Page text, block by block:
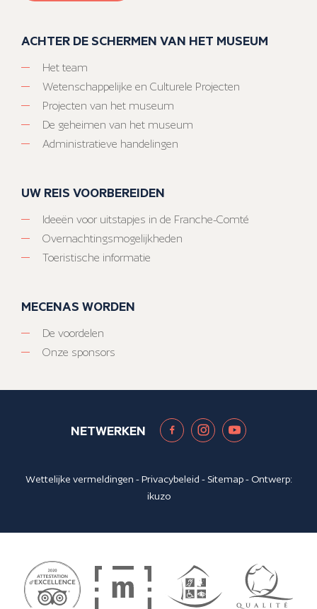
ACHTER DE SCHERMEN VAN HET MUSEUM
Het team
Wetenschappelijke en Culturele Projecten
Projecten van het museum
De geheimen van het museum
Administratieve handelingen
UW REIS VOORBEREIDEN
Ideeën voor uitstapjes in de Franche-Comté
Overnachtingsmogelijkheden
Toeristische informatie
MECENAS WORDEN
De voordelen
Onze sponsors
NETWERKEN
Wettelijke vermeldingen -Privacybeleid - Sitemap- Ontwerp:
ikuzo